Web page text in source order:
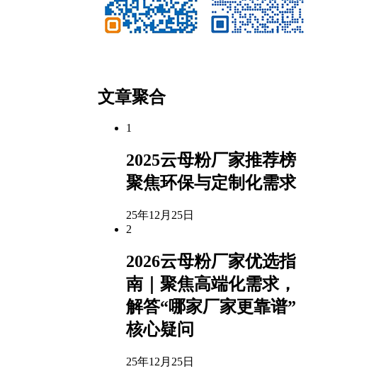
文章聚合
1
2025云母粉厂家推荐榜
聚焦环保与定制化需求
25年12月25日
2
2026云母粉厂家优选指
南｜聚焦高端化需求，
解答“哪家厂家更靠谱”
核心疑问
25年12月25日